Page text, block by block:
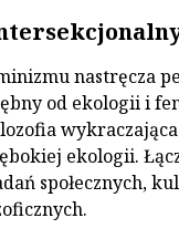
nastręcza
od ekologii i
ekologii.
społecznych,